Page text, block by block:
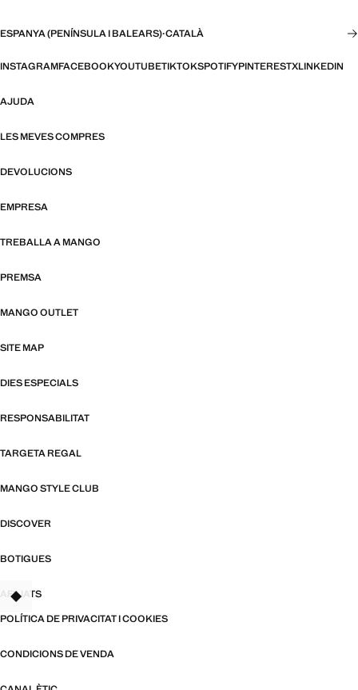
ESPANYA (PENÍNSULA I BALEARS)·CATALÀ
INSTAGRAMFACEBOOKYOUTUBETIKTOKSPOTIFYPINTERESTXLINKEDIN
AJUDA
LES MEVES COMPRES
DEVOLUCIONS
EMPRESA
TREBALLA A MANGO
PREMSA
MANGO OUTLET
SITE MAP
DIES ESPECIALS
RESPONSABILITAT
TARGETA REGAL
MANGO STYLE CLUB
DISCOVER
BOTIGUES
AFILIATS
POLÍTICA DE PRIVACITAT I COOKIES
CONDICIONS DE VENDA